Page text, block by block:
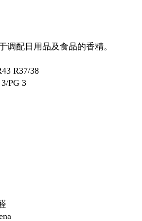
调配日用品及食品的香精。
R37/38
PG 3